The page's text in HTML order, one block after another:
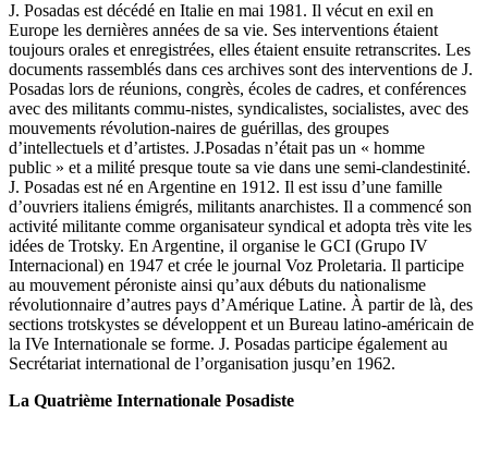
J. Posadas est décédé en Italie en mai 1981. Il vécut en exil en
Europe les dernières années de sa vie. Ses interventions étaient
toujours orales et enregistrées, elles étaient ensuite retranscrites. Les
documents rassemblés dans ces archives sont des interventions de J.
Posadas lors de réunions, congrès, écoles de cadres, et conférences
avec des militants commu-nistes, syndicalistes, socialistes, avec des
mouvements révolution-naires de guérillas, des groupes
d’intellectuels et d’artistes. J.Posadas n’était pas un « homme
public » et a milité presque toute sa vie dans une semi-clandestinité.
J. Posadas est né en Argentine en 1912. Il est issu d’une famille
d’ouvriers italiens émigrés, militants anarchistes. Il a commencé son
activité militante comme organisateur syndical et adopta très vite les
idées de Trotsky. En Argentine, il organise le GCI (Grupo IV
Internacional) en 1947 et crée le journal Voz Proletaria. Il participe
au mouvement péroniste ainsi qu’aux débuts du nationalisme
révolutionnaire d’autres pays d’Amérique Latine. À partir de là, des
sections trotskystes se développent et un Bureau latino-américain de
la IVe Internationale se forme. J. Posadas participe également au
Secrétariat international de l’organisation jusqu’en 1962.
La Quatrième Internationale Posadiste